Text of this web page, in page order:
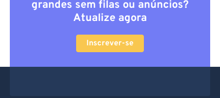
grandes sem filas ou anúncios?
Atualize agora
Inscrever-se